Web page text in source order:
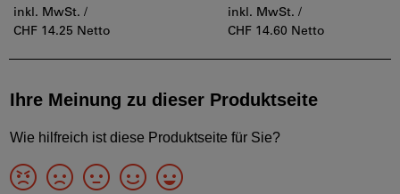
inkl. MwSt. /
CHF 14.25 Netto
inkl. MwSt. /
CHF 14.60 Netto